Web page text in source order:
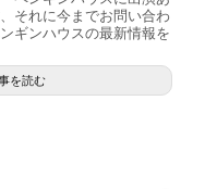
それに今までお問い合わ
ギンハウスの最新情報を
を読む